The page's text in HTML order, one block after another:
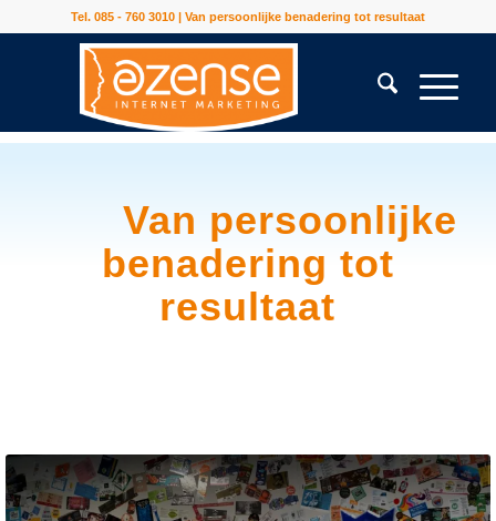
Tel. 085 - 760 3010 | Van persoonlijke benadering tot resultaat
Van persoonlijke
benadering tot
resultaat